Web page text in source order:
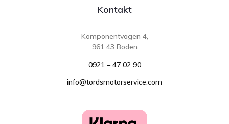
Kontakt
Komponentvägen 4,
961 43 Boden
0921 – 47 02 90
info@tordsmotorservice.com